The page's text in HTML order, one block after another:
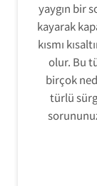
yaygın bir
kayarak
kısmı
olur. Bu
birçok
türlü